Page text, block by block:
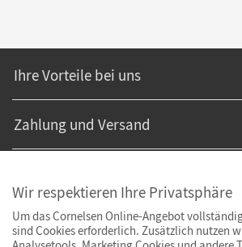
Ihre Vorteile bei uns
Zahlung und Versand
Wir respektieren Ihre Privatsphäre
Um das Cornelsen Online-Angebot
sind Cookies erforderlich. Zusätzlich nutzen